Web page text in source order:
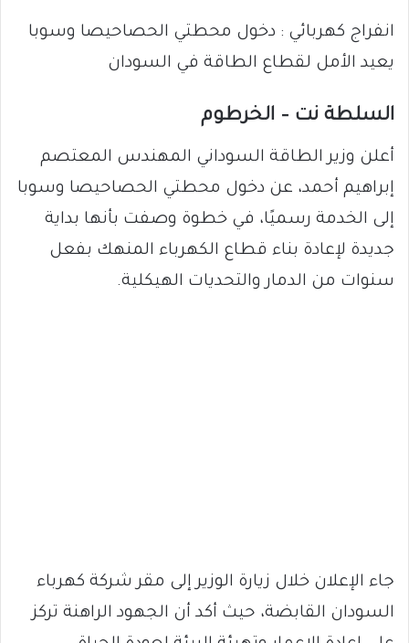
انفراج كهربائي : دخول محطتي الحصاحيصا وسوبا
يعيد الأمل لقطاع الطاقة في السودان
السلطة نت – الخرطوم
أعلن وزير الطاقة السوداني المهندس المعتصم
إبراهيم أحمد، عن دخول محطتي الحصاحيصا وسوبا
إلى الخدمة رسميًا، في خطوة وصفت بأنها بداية
جديدة لإعادة بناء قطاع الكهرباء المنهك بفعل
سنوات من الدمار والتحديات الهيكلية.
جاء الإعلان خلال زيارة الوزير إلى مقر شركة كهرباء
السودان القابضة، حيث أكد أن الجهود الراهنة تركز